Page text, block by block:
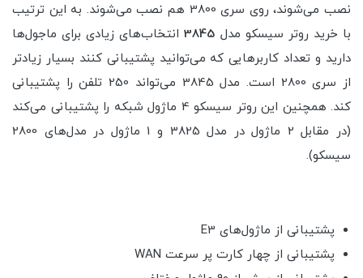
نصب می‌شوند، روی سری 3800 هم نصب می‌شوند. به این ترتیب
با خرید روتر سیسکو مدل 3845 انتخاب‌های زیادی برای ماجول‌ها
دارید و تعداد کاربرهایی که می‌توانید پشتیبانی کنند بسیار زیادتر
از سری 2800 است. مدل 3845 می‌تواند 250 تلفن را پشتیبانی
کند. همچنین این روتر سیسکو 4 ماژول شبکه را پشتیبانی می‌کند
(در مقابل 2 ماژول در مدل 3825 و 1 ماژول در مدل‌های 2800
سیسکو).
پشتیبانی از ماژول‌های E3
پشتیبانی از چهار کارت پر سرعت WAN